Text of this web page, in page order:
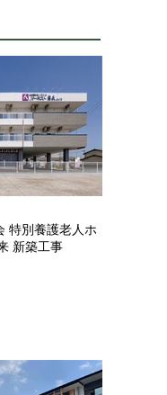
特別養護老人ホ
新築工事